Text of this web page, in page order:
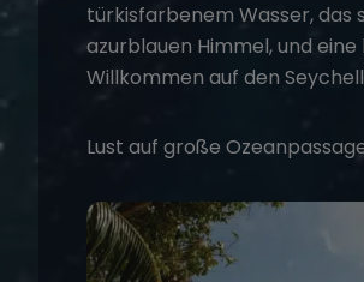
türkisfarbenem Wasser, das
azurblauen Himmel, und
Willkommen auf den
Lust auf große